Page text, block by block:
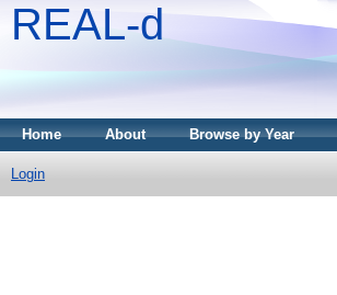
REAL-d
Home About Browse by Year
Login